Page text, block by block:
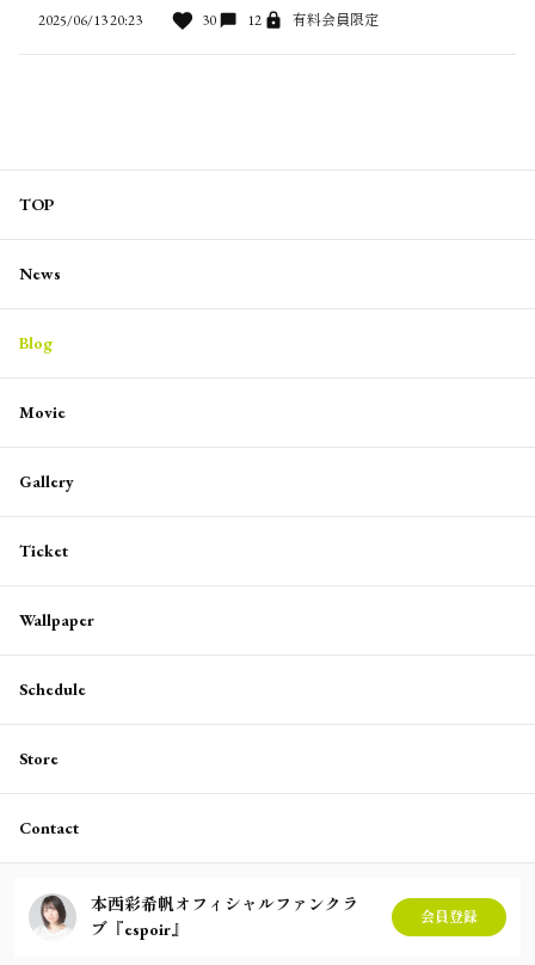
2025/06/13 20:23
30 12 有料会員限定
TOP
News
Blog
Movie
Gallery
Ticket
Wallpaper
Schedule
Store
Contact
本西彩希帆オフィシャルファンクラ
ブ『espoir』
会員登録